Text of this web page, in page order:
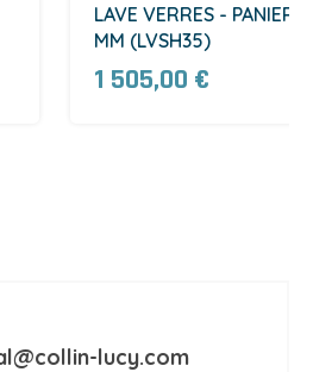
LAVE VERRES - PANIER
MM (LVSH35)
1 505,00 €
lucy.com